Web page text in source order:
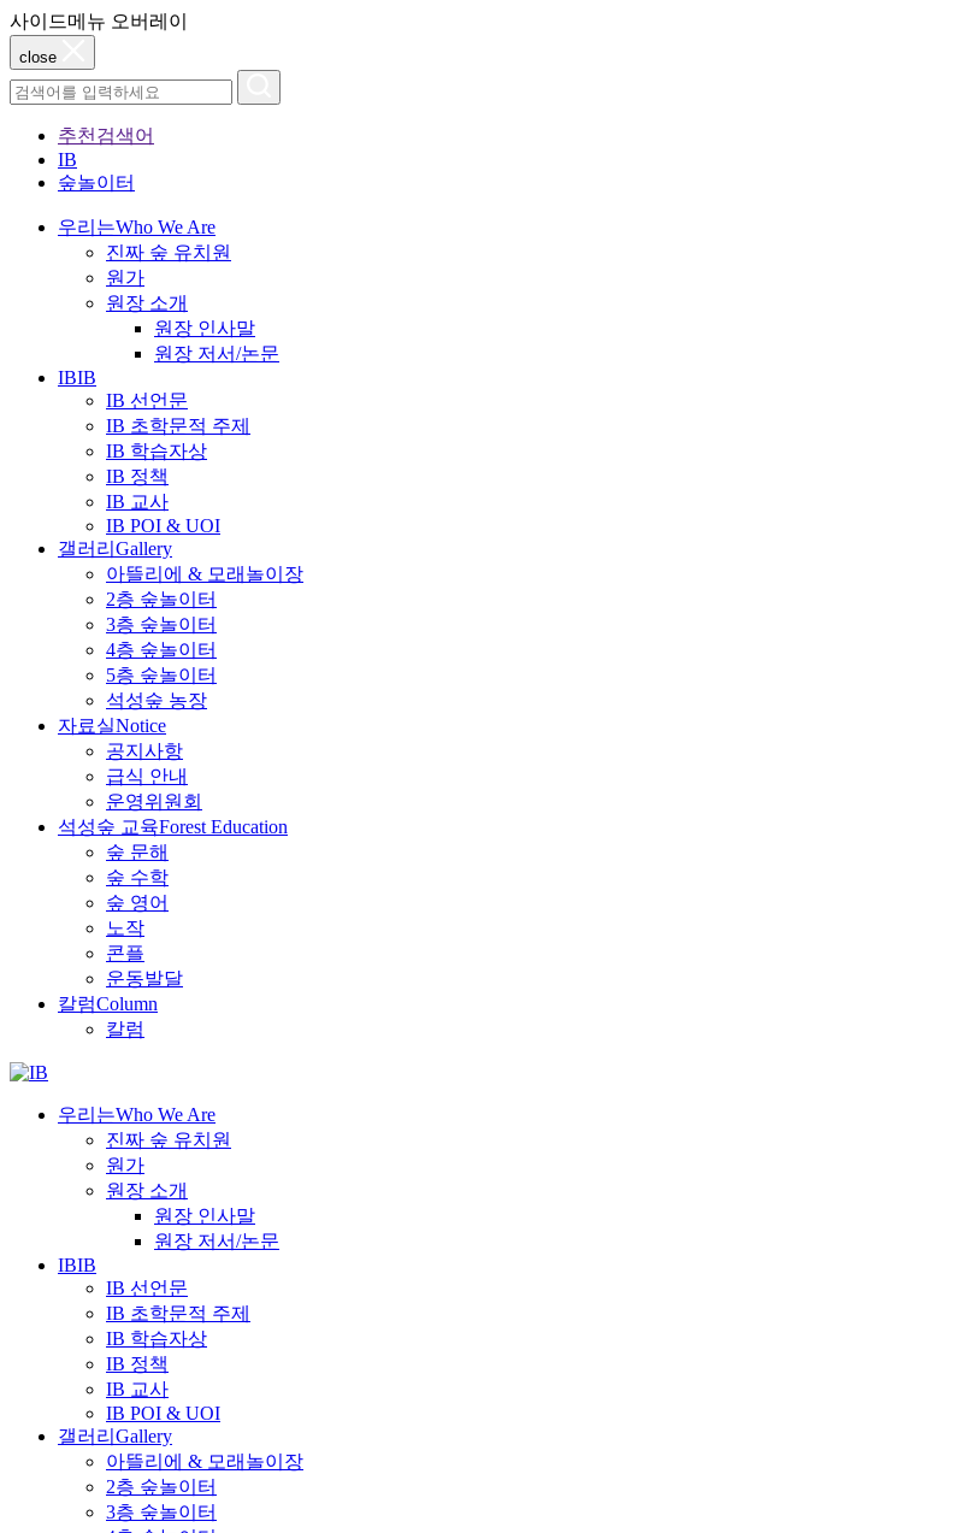
사이드메뉴 오버레이
close
추천검색어
IB
숲놀이터
우리는Who We Are
진짜 숲 유치원
원가
원장 소개
원장 인사말
원장 저서/논문
IBIB
IB 선언문
IB 초학문적 주제
IB 학습자상
IB 정책
IB 교사
IB POI & UOI
갤러리 Gallery
아뜰리에 & 모래놀이장
2층 숲놀이터
3층 숲놀이터
4층 숲놀이터
5층 숲놀이터
석성숲 농장
자료실Notice
공지사항
급식 안내
운영위원회
석성숲 교육Forest Education
숲 문해
숲 수학
숲 영어
노작
콘플
운동발달
칼럼Column
칼럼
우리는Who We Are
진짜 숲 유치원
원가
원장 소개
원장 인사말
원장 저서/논문
IBIB
IB 선언문
IB 초학문적 주제
IB 학습자상
IB 정책
IB 교사
IB POI & UOI
갤러리 Gallery
아뜰리에 & 모래놀이장
2층 숲놀이터
3층 숲놀이터